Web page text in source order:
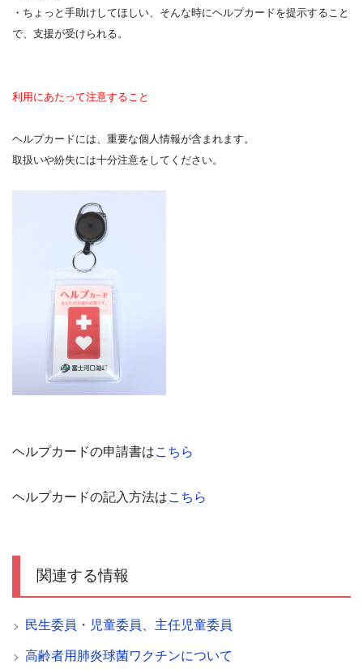
・ちょっと手助けしてほしい、そんな時にヘルプカードを提示すること
で、支援が受けられる。
利用にあたって注意すること
ヘルプカードには、重要な個人情報が含まれます。
取扱いや紛失には十分注意をしてください。
ヘルプカードの申請書はこちら
ヘルプカードの記入方法はこちら
関連する情報
民生委員・児童委員、主任児童委員
高齢者用肺炎球菌ワクチンについて